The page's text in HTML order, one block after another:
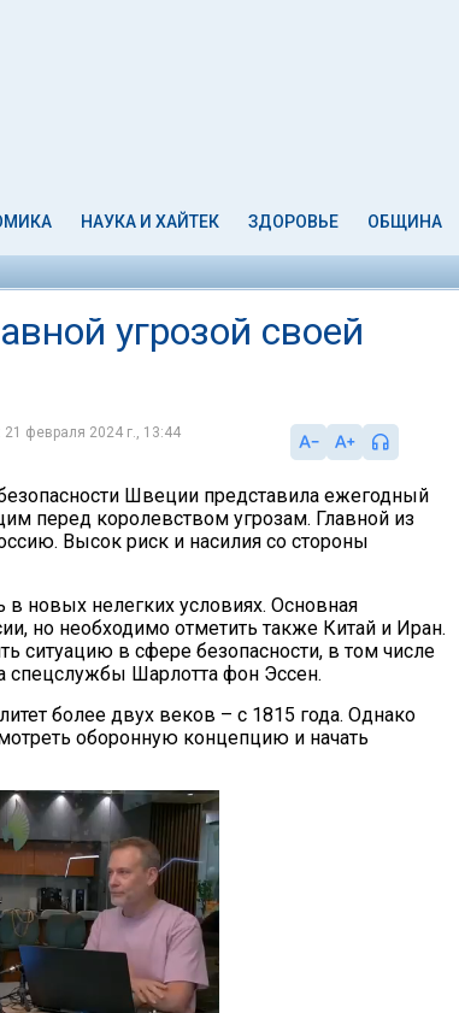
НАУКА И ХАЙТЕК ЗДОРОВЬЕ ОБЩИНА
угрозой своей
февраля 2024 г., 13:44
Швеции представила ежегодный
перед королевством угрозам. Главной из
Высок риск и насилия со стороны
новых нелегких условиях. Основная
но необходимо отметить также Китай и Иран.
ситуацию в сфере безопасности, в том числе
спецслужбы Шарлотта фон Эссен.
более двух веков – с 1815 года. Однако
оборонную концепцию и начать